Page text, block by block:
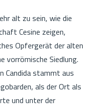
alt zu sein, wie die
Cesine zeigen,
Opfergerät der alten
vorrömische Siedlung.
Candida stammt aus
als der Ort als
und unter der